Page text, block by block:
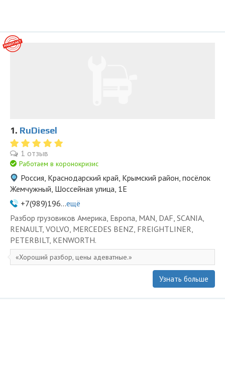
1. RuDiesel
1 отзыв
Работаем в коронокризис
Россия, Краснодарский край, Крымский район, посёлок
Жемчужный, Шоссейная улица, 1Е
+7(989)196...ещё
Разбор грузовиков Америка, Европа, MAN, DAF, SCANIA,
RENAULT, VOLVO, MERCEDES BENZ, FREIGHTLINER,
PETERBILT, KENWORTH.
Хороший разбор, цены адеватные.
Узнать больше